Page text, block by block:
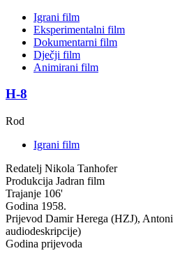
Igrani film
Eksperimentalni film
Dokumentarni film
Dječji film
Animirani film
H-8
Rod
Igrani film
Redatelj Nikola Tanhofer
Produkcija Jadran film
Trajanje 106'
Godina 1958.
Prijevod Damir Herega (HZJ),
audiodeskripcije)
Godina prijevoda